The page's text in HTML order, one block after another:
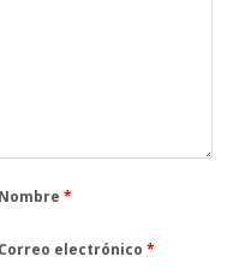
Nombre*
Correo electrónico*